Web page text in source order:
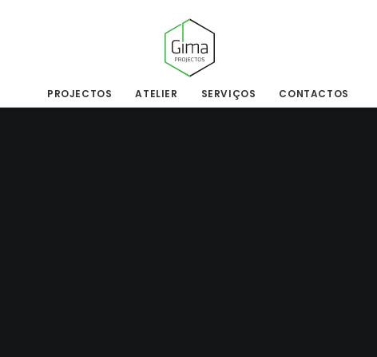
PROJECTOS ATELIER SERVIÇOS CONTACTOS